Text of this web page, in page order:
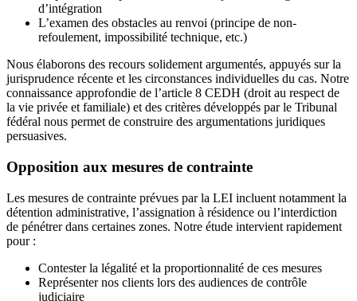
d’intégration
L’examen des obstacles au renvoi (principe de non-
refoulement, impossibilité technique, etc.)
Nous élaborons des recours solidement argumentés, appuyés sur la
jurisprudence récente et les circonstances individuelles du cas. Notre
connaissance approfondie de l’article 8 CEDH (droit au respect de
la vie privée et familiale) et des critères développés par le Tribunal
fédéral nous permet de construire des argumentations juridiques
persuasives.
Opposition aux mesures de contrainte
Les mesures de contrainte prévues par la LEI incluent notamment la
détention administrative, l’assignation à résidence ou l’interdiction
de pénétrer dans certaines zones. Notre étude intervient rapidement
pour :
Contester la légalité et la proportionnalité de ces mesures
Représenter nos clients lors des audiences de contrôle
judiciaire